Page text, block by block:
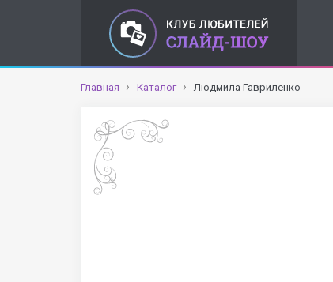
Главная Каталог Людмила Гавриленко